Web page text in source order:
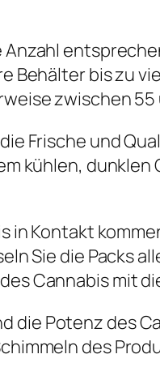
Behälter bis zu
zwischen 55
Frische und
kühlen, dunklen
in Kontakt
Sie die Packs
Cannabis mit
die Potenz des
des